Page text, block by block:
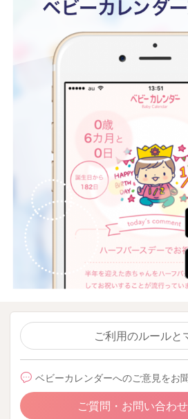
ご利用のルールと
ベビーカレンダーへのご意見をお
ご質問・お問い合わ